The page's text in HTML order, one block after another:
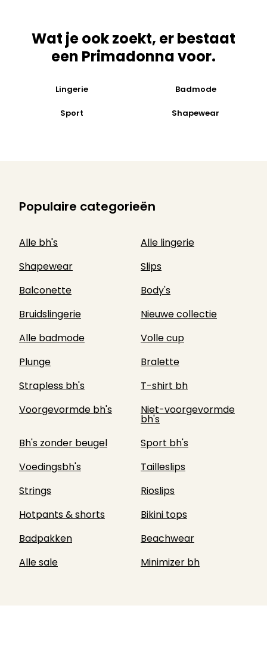
Wat je ook zoekt, er bestaat
een Primadonna voor.
Lingerie Badmode
Sport Shapewear
Populaire categorieën
Alle bh's
Alle lingerie
Shapewear
Slips
Balconette
Body's
Bruidslingerie
Nieuwe collectie
Alle badmode
Volle cup
Plunge
Bralette
Strapless bh's
T-shirt bh
Voorgevormde bh's
Niet-voorgevormde
bh's
Bh's zonder beugel
Sport bh's
Voedingsbh's
Tailleslips
Strings
Rioslips
Hotpants & shorts
Bikini tops
Badpakken
Beachwear
Alle sale
Minimizer bh